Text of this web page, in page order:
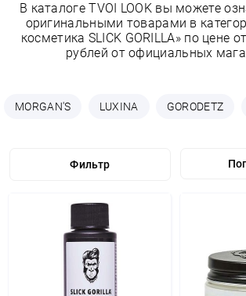
В каталоге TVOI LOOK вы можете
оригинальными товарами в
косметика SLICK GORILLA» по цене
рублей от официальных
MORGAN'S LUXINA GORODETZ
Фильтр